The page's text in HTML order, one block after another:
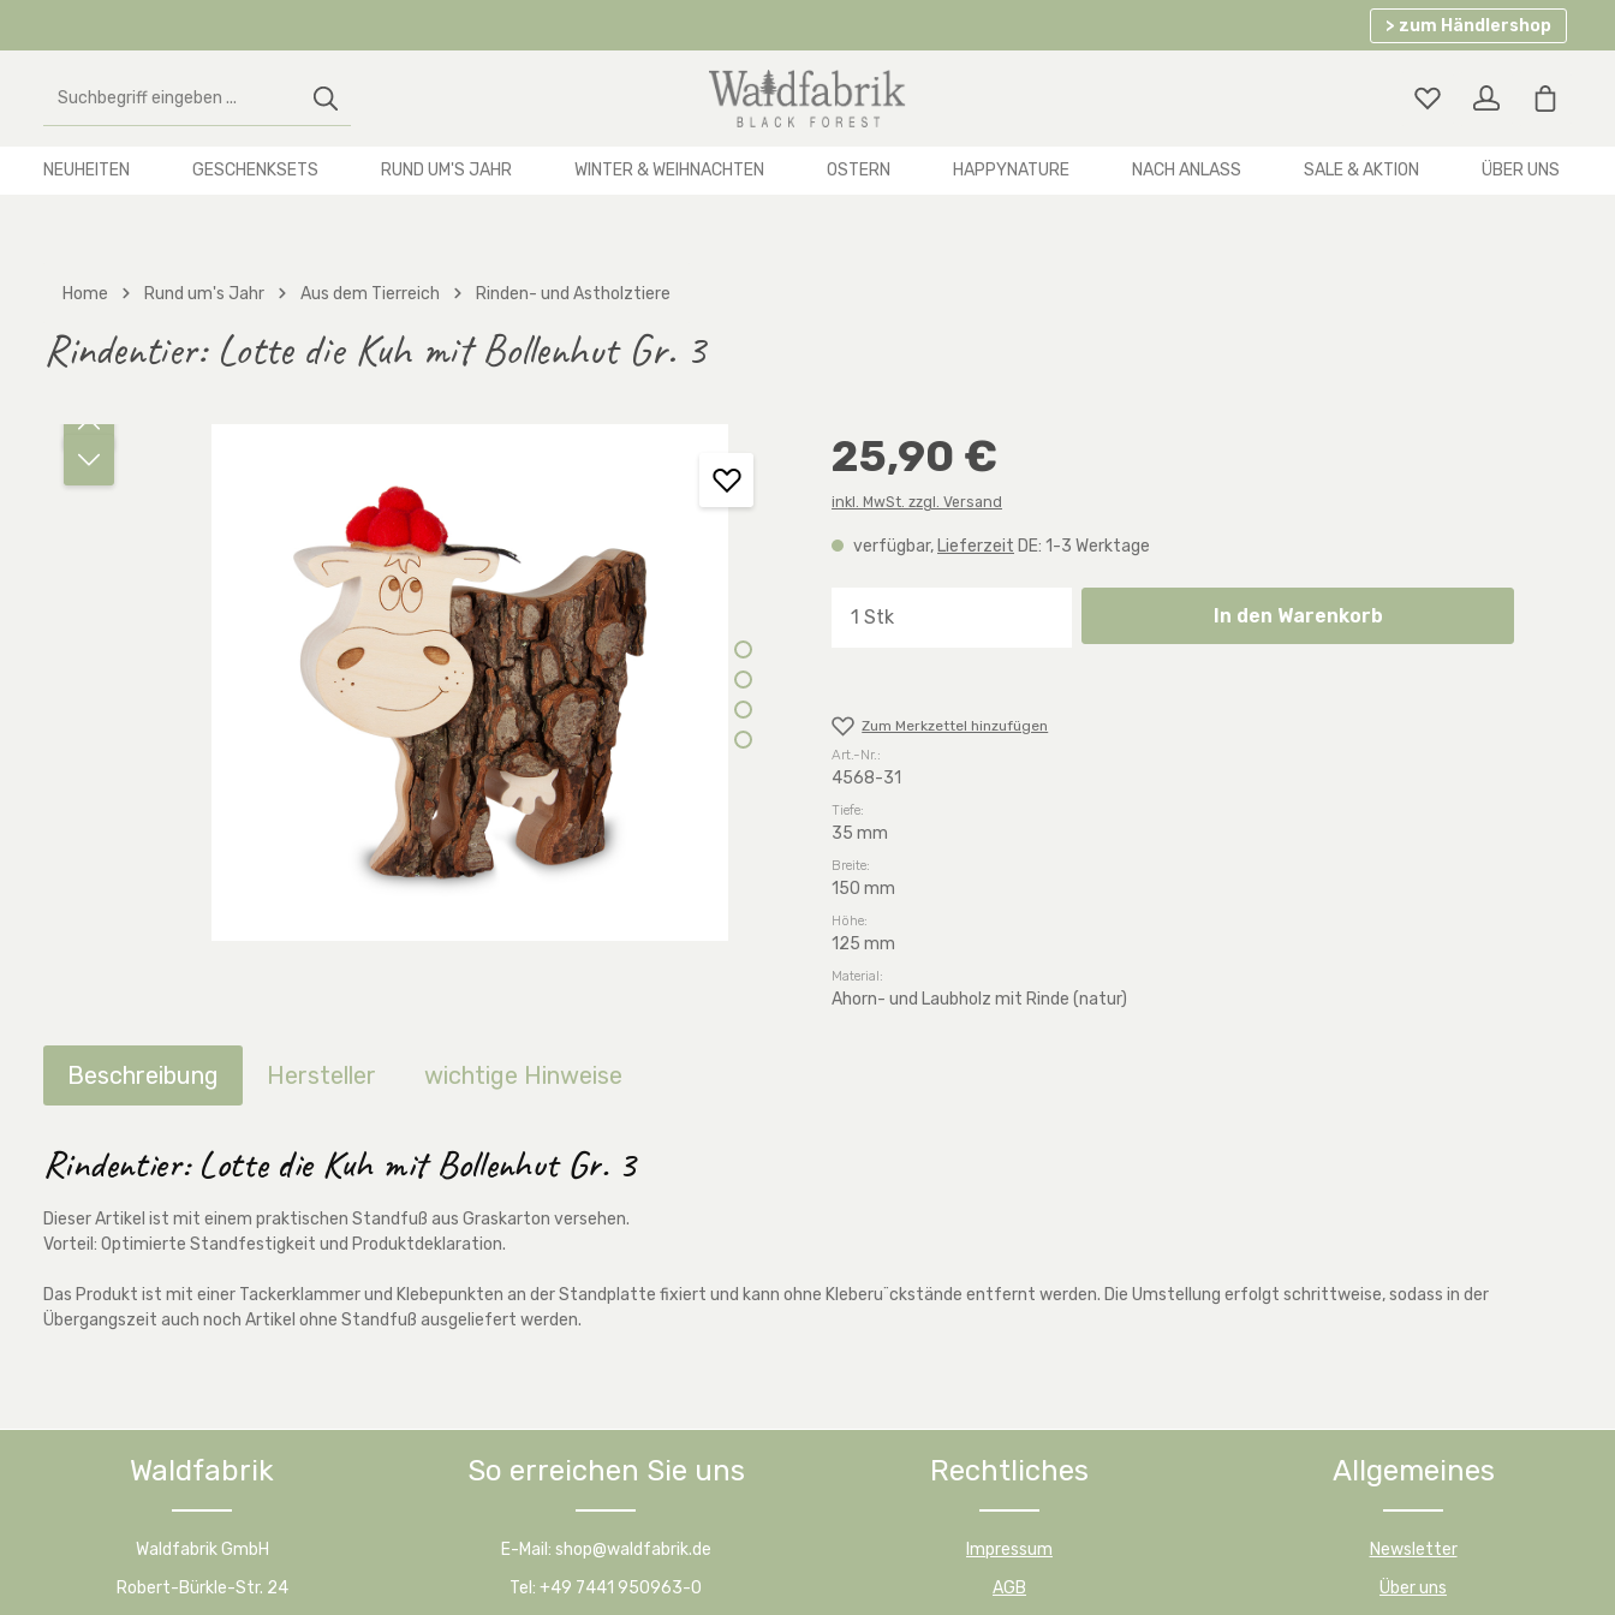
> zum Händlershop
NEUHEITEN GESCHENKSETS RUND UM'S JAHR WINTER & WEIHNACHTEN OSTERN HAPPYNATURE NACH ANLASS SALE & AKTION ÜBER UNS
Home Rund um's Jahr Aus dem Tierreich Rinden- und Astholztiere
Rindentier: Lotte die Kuh mit Bollenhut Gr. 3
Bildergalerie überspringen 25,90 €
inkl. MwSt. zzgl. Versand
verfügbar, Lieferzeit DE: 1-3 Werktage
Produkt Anzahl: Gib den gewünschten Wert ein oder
In den Warenkorb
Zum Merkzettel hinzufügen
Art.-Nr.:
4568-31
Tiefe:
35 mm
Breite:
150 mm
Höhe:
125 mm
Material:
Ahorn- und Laubholz mit Rinde (natur)
Beschreibung Hersteller wichtige Hinweise
Rindentier: Lotte die Kuh mit Bollenhut Gr. 3
Dieser Artikel ist mit einem praktischen Standfuß aus Graskarton versehen.
Vorteil: Optimierte Standfestigkeit und Produktdeklaration.
Das Produkt ist mit einer Tackerklammer und Klebepunkten an der Standplatte fixiert und kann ohne Kleberu¨ckstände entfernt werden. Die Umstellung erfolgt schrittweise, sodass in der
Übergangszeit auch noch Artikel ohne Standfuß ausgeliefert werden.
Waldfabrik
Waldfabrik GmbH
Robert-Bürkle-Str. 24
So erreichen Sie uns
E-Mail: shop@waldfabrik.de
Tel: +49 7441 950963-0
Rechtliches
Impressum
AGB
Allgemeines
Newsletter
Über uns